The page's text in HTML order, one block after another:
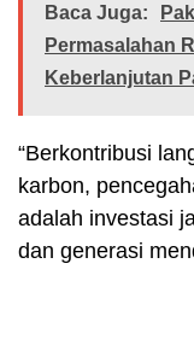
Baca Juga:
Permasalahan
Keberlanjutan
“Berkontribusi
karbon,
adalah investasi
dan generasi